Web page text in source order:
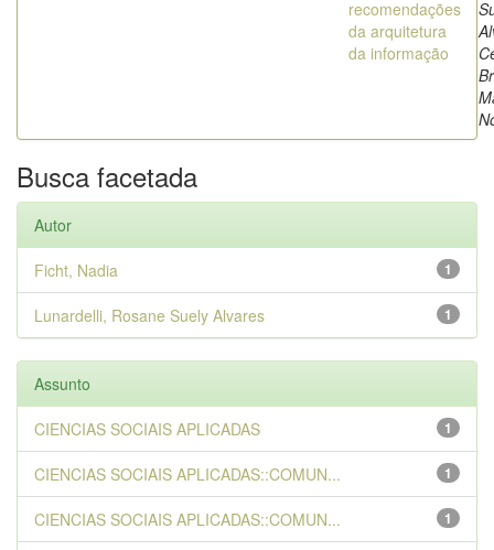
recomendações
da arquitetura
da informação
Busca facetada
Autor
1
Ficht, Nadia
1
Lunardelli, Rosane Suely Alvares
Assunto
1
CIENCIAS SOCIAIS APLICADAS
1
CIENCIAS SOCIAIS APLICADAS::COMUN...
1
CIENCIAS SOCIAIS APLICADAS::COMUN...